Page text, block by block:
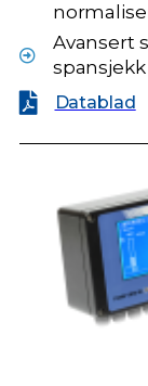
Avansert
Datablad